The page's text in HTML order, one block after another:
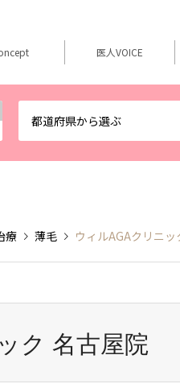
都道府県から選ぶ
医人VOICE
療 薄毛 ウィルAGAクリニッ
ク 名古屋院